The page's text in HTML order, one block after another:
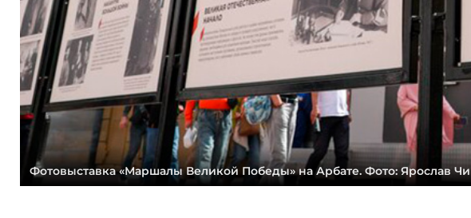
Фотовыставка «Маршалы Великой Победы» на Арбате. Фото: Ярослав